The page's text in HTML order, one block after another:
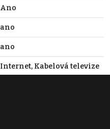
Ano
ano
ano
Internet, Kabelová televize